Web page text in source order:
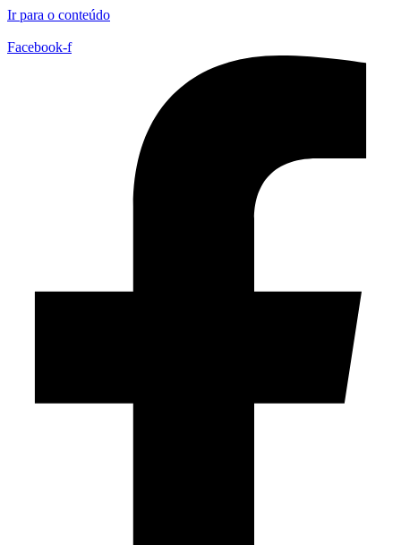
Ir para o conteúdo
Facebook-f